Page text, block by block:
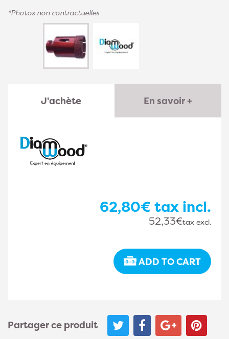
*Photos non contractuelles
J'achète En savoir +
62,80€ tax incl.
52,33€tax excl.
ADD TO CART
Partager ce produit